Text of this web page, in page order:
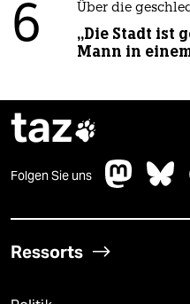
6 Über die
„Die Stadt ist
Mann in
taz
Folgen Sie uns
Ressorts